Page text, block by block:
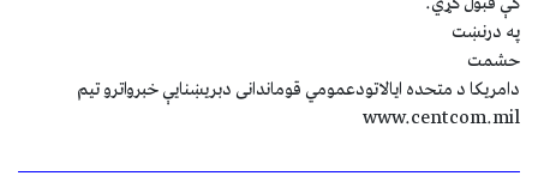
په درنښت
حشمت
دامریکا د متحده ایالاتودعمومي قوماندانی دبریښنایې خبرواترو تیم
www.centcom.mil